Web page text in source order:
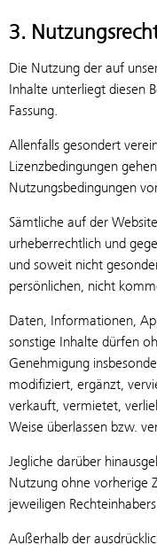
3.
Die Nutzung der auf
Inhalte unterliegt diesen
Fassung.
Allenfalls gesondert
Lizenzbedingungen
Nutzungsbedingungen
Sämtliche auf der
urheberrechtlich und
und soweit nicht
persönlichen, nicht
Daten, Informationen,
sonstige Inhalte dürfen
Genehmigung
modifiziert, ergänzt,
verkauft, vermietet,
Weise überlassen bzw.
Jegliche darüber
Nutzung ohne vorherige
jeweiligen
Außerhalb der